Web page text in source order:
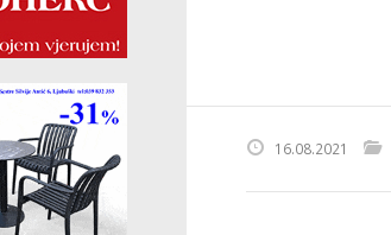
16.08.2021